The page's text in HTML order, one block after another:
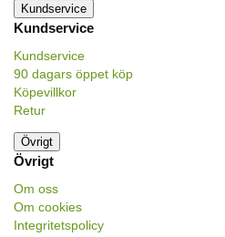
Kundservice
Kundservice
Kundservice
90 dagars öppet köp
Köpevillkor
Retur
Övrigt
Övrigt
Om oss
Om cookies
Integritetspolicy